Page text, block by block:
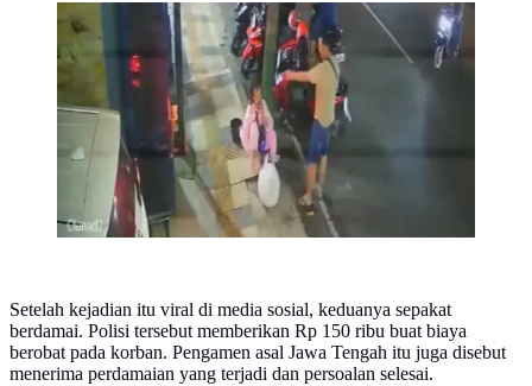
Pengamen badut dianiaya polisi di Tuban (Foto:
Tangkapan Layar)
Setelah kejadian itu viral di media sosial, keduanya sepakat
berdamai. Polisi tersebut memberikan Rp 150 ribu buat biaya
berobat pada korban. Pengamen asal Jawa Tengah itu juga disebut
menerima perdamaian yang terjadi dan persoalan selesai.